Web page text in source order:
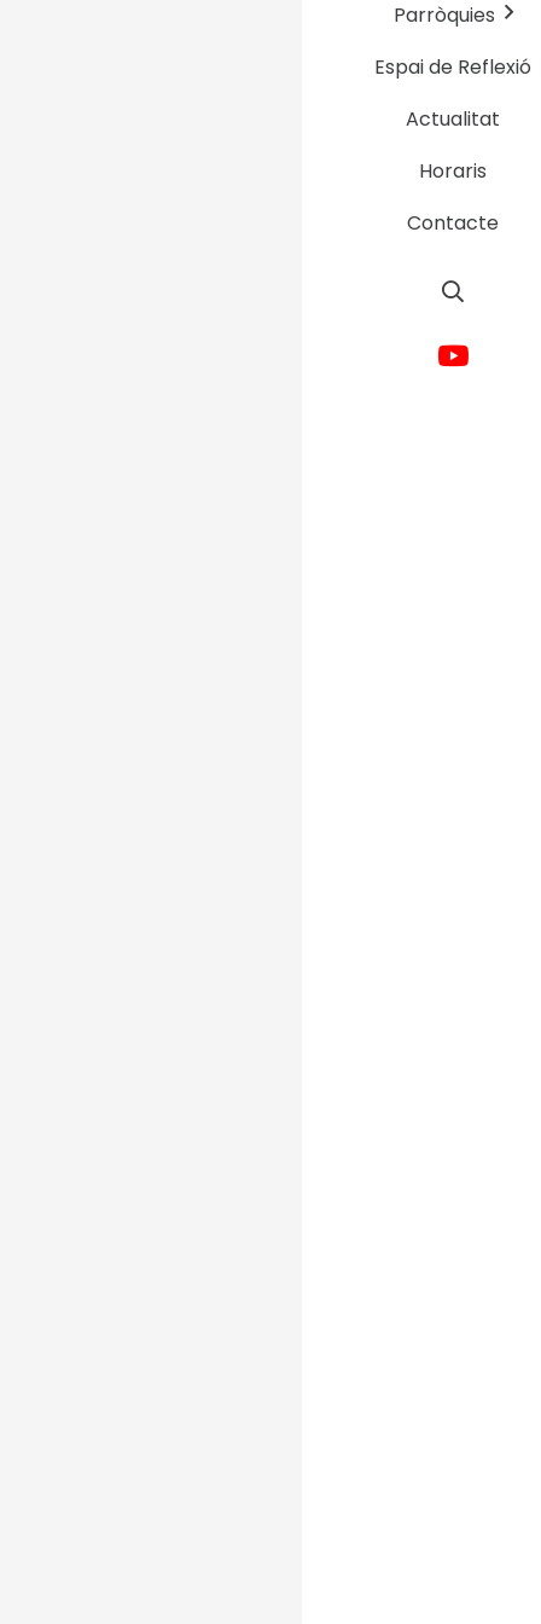
Parròquies
Espai de Reflexió
Actualitat
Horaris
Contacte
Cada acte
molt més
GRÀCIESa